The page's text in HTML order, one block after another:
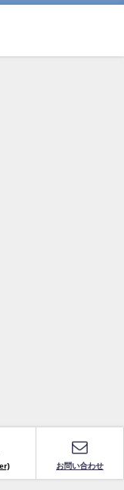
お問い合わせ